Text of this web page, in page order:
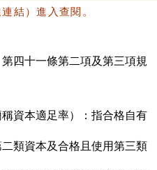
結）進入查閱。
四十一條第二項及第三項規
資本適足率）：指合格自有
類資本及合格且使用第三類